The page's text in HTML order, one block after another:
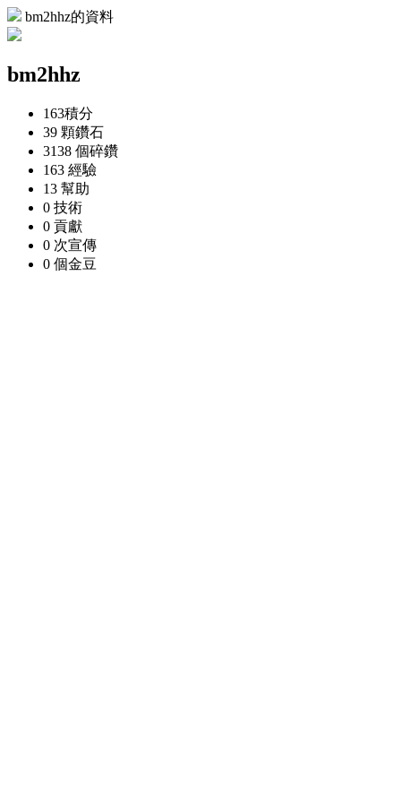
bm2hhz的資料
bm2hhz
163積分
39 顆鑽石
3138 個碎鑽
163 經驗
13 幫助
0 技術
0 貢獻
0 次宣傳
0 個金豆